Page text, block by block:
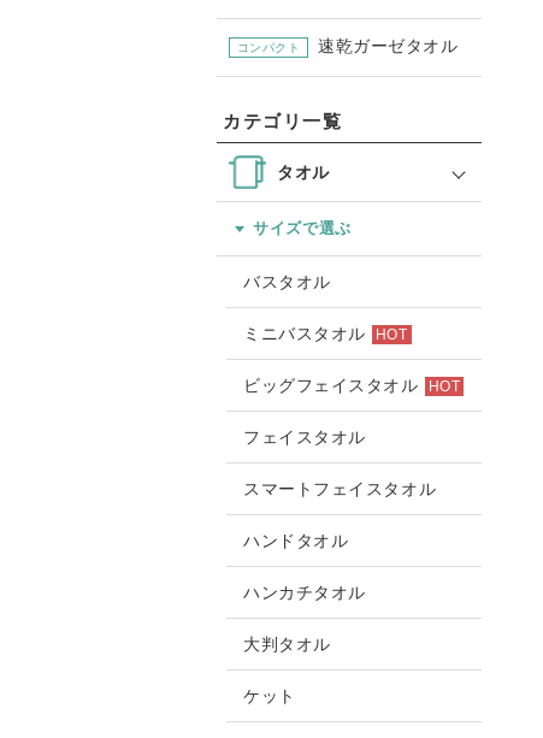
コンパクト 速乾ガーゼタオル
カテゴリ一覧
タオル
サイズで選ぶ
バスタオル
ミニバスタオル HOT
ビッグフェイスタオル HOT
フェイスタオル
スマートフェイスタオル
ハンドタオル
ハンカチタオル
大判タオル
ケット